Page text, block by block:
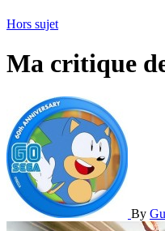
Hors sujet
Ma critique
By